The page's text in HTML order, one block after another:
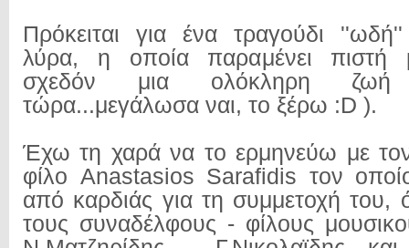
Πρόκειται για ένα τραγούδι
λύρα, η οποία παραμένει πιστή
σχεδόν μια ολόκληρη
τώρα...μεγάλωσα ναι, το ξέρω :D ).
Έχω τη χαρά να το ερμηνεύω με
φίλο Anastasios Sarafidis τον
από καρδιάς για τη συμμετοχή του,
τους συναδέλφους - φίλους